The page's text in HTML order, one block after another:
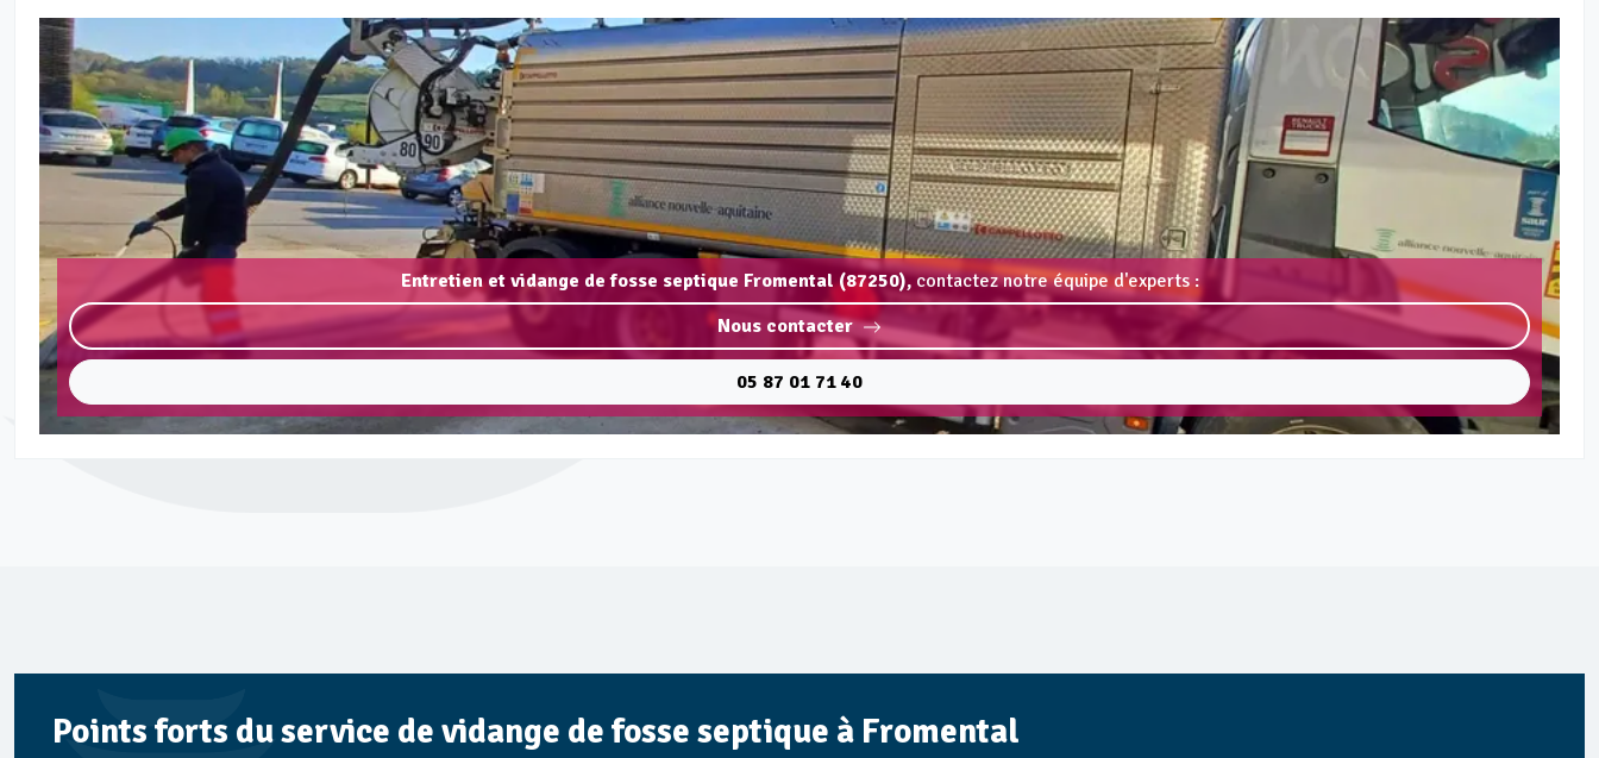
Entretien et vidange de fosse septique Fromental (87250),contactez notre équipe d'experts :
Nous contacter
05 87 01 71 40
Points forts du service de vidange de fosse septique à Fromental